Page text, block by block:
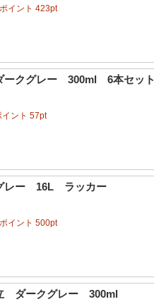
ポイント 423pt
クグレー 300ml 6本セット
イント 57pt
レー 16L ラッカー
ポイント 500pt
ダークグレー 300ml